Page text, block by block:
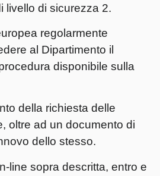
livello di sicurezza 2.
regolarmente
al Dipartimento il
disponibile sulla
della richiesta delle
oltre ad un documento di
dello stesso.
line sopra descritta, entro e